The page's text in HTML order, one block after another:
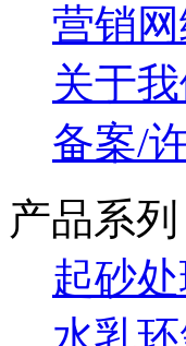
营销
关于
备案/
产品系列
起砂处